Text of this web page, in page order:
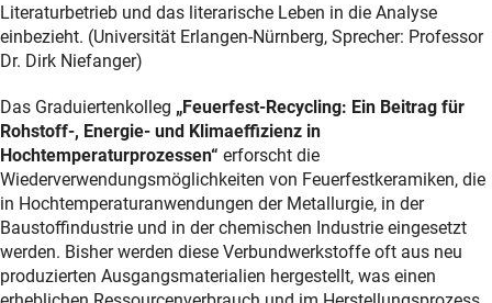
Literaturbetrieb und das literarische Leben in die Analyse
einbezieht. (Universität Erlangen-Nürnberg, Sprecher: Professor
Dr. Dirk Niefanger)
Das Graduiertenkolleg „Feuerfest-Recycling: Ein Beitrag für
Rohstoff-, Energie- und Klimaeffizienz in
Hochtemperaturprozessen“ erforscht die
Wiederverwendungsmöglichkeiten von Feuerfestkeramiken, die
in Hochtemperaturanwendungen der Metallurgie, in der
Baustoffindustrie und in der chemischen Industrie eingesetzt
werden. Bisher werden diese Verbundwerkstoffe oft aus neu
produzierten Ausgangsmaterialien hergestellt, was einen